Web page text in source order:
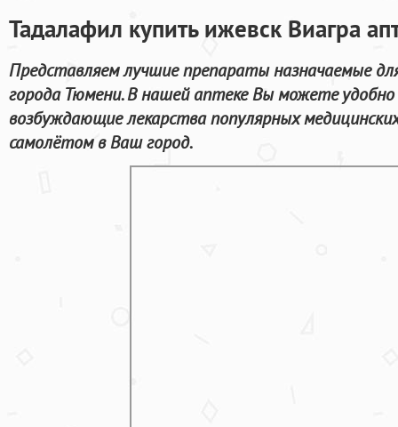
Тадалафил купить ижевск Виагра
Представляем лучшие препараты назначаемые
города Тюмени. В нашей аптеке Вы можете
возбуждающие лекарства популярных
самолётом в Ваш город.